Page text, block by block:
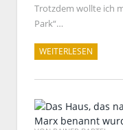
Trotzdem wollte ich
Park“…
WEITERLESEN